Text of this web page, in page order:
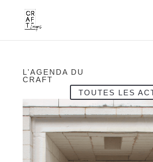
L'AGENDA DU
CRAFT
TOUTES LES